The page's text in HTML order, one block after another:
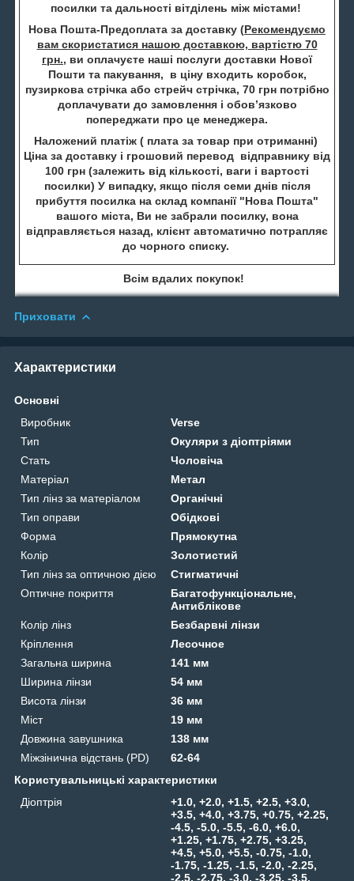
посилки та дальності вітділень між містами!
Нова Пошта-Предоплата за доставку (Рекомендуємо
вам скористатися нашою доставкою, вартістю 70
грн., ви оплачуєте наші послуги доставки Нової
Пошти та пакування, в ціну входить коробок,
пузиркова стрічка або стрейч стрічка, 70 грн потрібно
доплачувати до замовлення і обов’язково
попереджати про це менеджера.
Наложений платіж ( плата за товар при отриманні)
Ціна за доставку і грошовий перевод відправнику від
100 грн (залежить від кількості, ваги і вартості
посилки) У випадку, якщо після семи днів після
прибуття посилка на склад компанії "Нова Пошта"
вашого міста, Ви не забрали посилку, вона
відправляється назад, клієнт автоматично потрапляє
до чорного списку.
Всім вдалих покупок!
Приховати
Характеристики
Основні
Виробник
Verse
Тип
Окуляри з діоптріями
Стать
Чоловіча
Матеріал
Метал
Тип лінз за матеріалом
Органічні
Тип оправи
Обідкові
Форма
Прямокутна
Колір
Золотистий
Тип лінз за оптичною дією
Стигматичні
Оптичне покриття
Багатофункціональне,
Антиблікове
Колір лінз
Безбарвні лінзи
Кріплення
Лесочное
Загальна ширина
141 мм
Ширина лінзи
54 мм
Висота лінзи
36 мм
Міст
19 мм
Довжина завушника
138 мм
Міжзінична відстань (PD)
62-64
Користувальницькі характеристики
Діоптрія
+1.0, +2.0, +1.5, +2.5, +3.0,
+3.5, +4.0, +3.75, +0.75, +2.25,
-4.5, -5.0, -5.5, -6.0, +6.0,
+1.25, +1.75, +2.75, +3.25,
+4.5, +5.0, +5.5, -0.75, -1.0,
-1.75, -1.25, -1.5, -2.0, -2.25,
-2.5, -2.75, -3.0, -3.25, -3.5,